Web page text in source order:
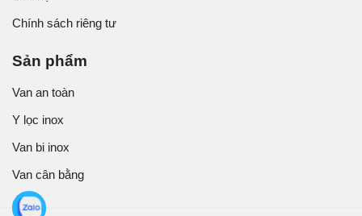
Chính sách riêng tư
Sản phẩm
Van an toàn
Y lọc inox
Van bi inox
Van cân bằng